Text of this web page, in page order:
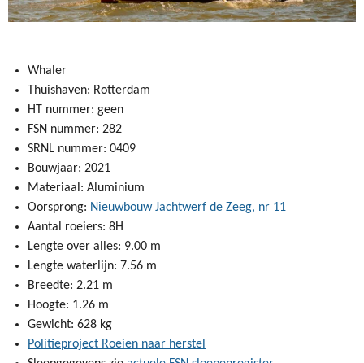
Whaler
Thuishaven: Rotterdam
HT nummer: geen
FSN nummer: 282
SRNL nummer: 0409
Bouwjaar: 2021
Materiaal: Aluminium
Oorsprong: Nieuwbouw Jachtwerf de Zeeg, nr 11
Aantal roeiers: 8H
Lengte over alles: 9.00 m
Lengte waterlijn: 7.56 m
Breedte: 2.21 m
Hoogte: 1.26 m
Gewicht: 628 kg
Politieproject Roeien naar herstel